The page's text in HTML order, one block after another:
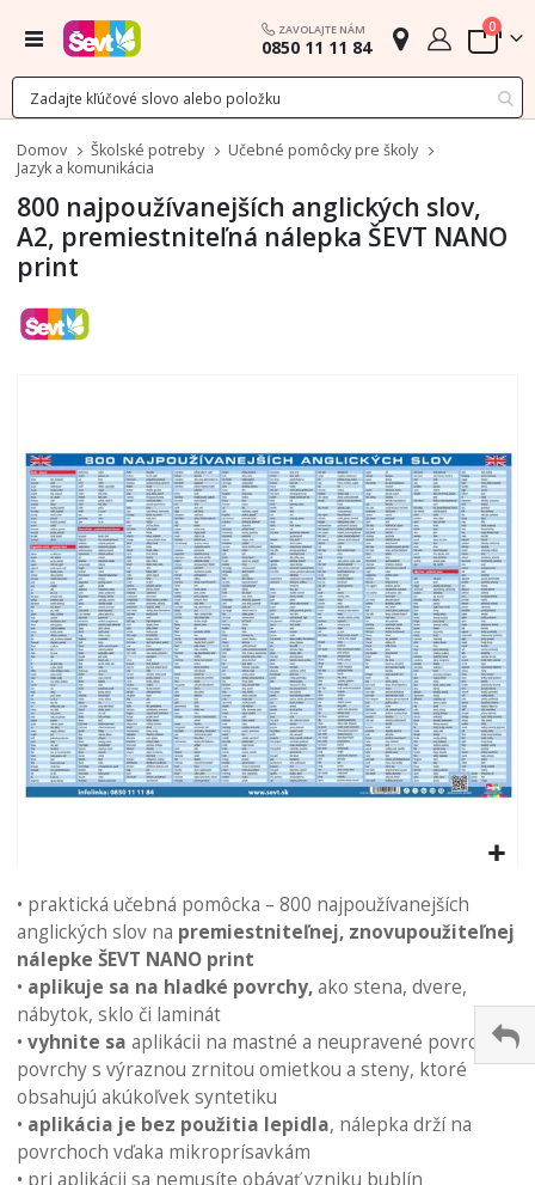
Menu ZAVOLAJTE NÁM
0850 11 11 84 Cart
0
Domov Školské potreby
Učebné pomôcky pre školy
Jazyk a komunikácia
800 najpoužívanejších anglických slov,
A2, premiestniteľná nálepka ŠEVT NANO
print
galérie
obrázkov
na
začiatok
galérie
obrázkov
• praktická učebná pomôcka – 800 najpoužívanejších
anglických slov na premiestniteľnej, znovupoužiteľnej
nálepke ŠEVT NANO print
• aplikuje sa na hladké povrchy,ako stena, dvere,
nábytok, sklo či laminát
• vyhnite sa aplikácii na mastné a neupravené povrchy,
povrchy s výraznou zrnitou omietkou a steny, ktoré
obsahujú akúkoľvek syntetiku
• aplikácia je bez použitia lepidla, nálepka drží na
povrchoch vďaka mikroprísavkám
• pri aplikácii sa nemusíte obávať vzniku bublín